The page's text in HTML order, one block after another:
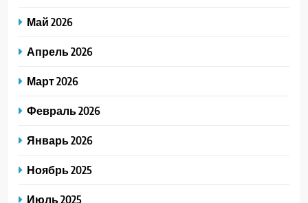
Май 2026
Апрель 2026
Март 2026
Февраль 2026
Январь 2026
Ноябрь 2025
Июль 2025